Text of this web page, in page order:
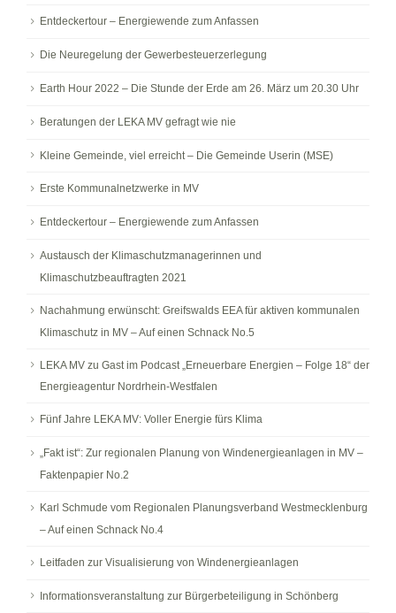
Entdeckertour – Energiewende zum Anfassen
Die Neuregelung der Gewerbesteuerzerlegung
Earth Hour 2022 – Die Stunde der Erde am 26. März um 20.30 Uhr
Beratungen der LEKA MV gefragt wie nie
Kleine Gemeinde, viel erreicht – Die Gemeinde Userin (MSE)
Erste Kommunalnetzwerke in MV
Entdeckertour – Energiewende zum Anfassen
Austausch der Klimaschutzmanagerinnen und
Klimaschutzbeauftragten 2021
Nachahmung erwünscht: Greifswalds EEA für aktiven kommunalen
Klimaschutz in MV – Auf einen Schnack No.5
LEKA MV zu Gast im Podcast „Erneuerbare Energien – Folge 18“ der
Energieagentur Nordrhein-Westfalen
Fünf Jahre LEKA MV: Voller Energie fürs Klima
„Fakt ist“: Zur regionalen Planung von Windenergieanlagen in MV –
Faktenpapier No.2
Karl Schmude vom Regionalen Planungsverband Westmecklenburg
– Auf einen Schnack No.4
Leitfaden zur Visualisierung von Windenergieanlagen
Informationsveranstaltung zur Bürgerbeteiligung in Schönberg